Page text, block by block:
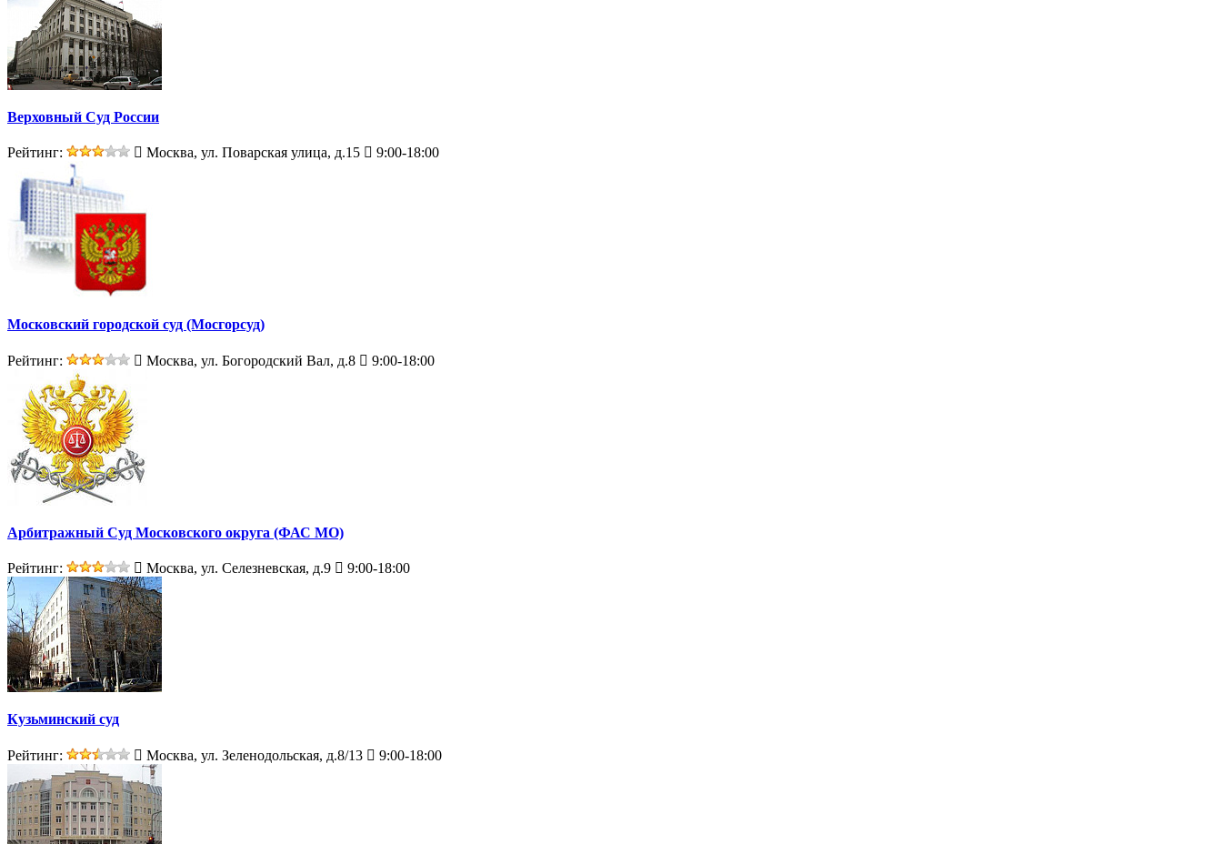
Верховный Суд России
Рейтинг: Москва, ул. Поварская улица, д.15 9:00-18:00
Московский городской суд (Мосгорсуд)
Рейтинг: Москва, ул. Богородский Вал, д.8 9:00-18:00
Арбитражный Суд Московского округа (ФАС МО)
Рейтинг: Москва, ул. Селезневская, д.9 9:00-18:00
Кузьминский суд
Рейтинг: Москва, ул. Зеленодольская, д.8/13 9:00-18:00